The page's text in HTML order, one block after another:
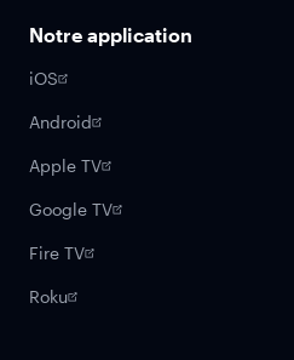
Notre application
iOS
Android
Apple TV
Google TV
Fire TV
Roku